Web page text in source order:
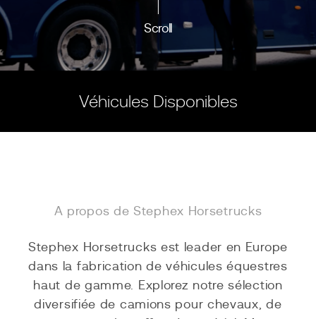
Scroll
Véhicules Disponibles
A propos de Stephex Horsetrucks
Stephex Horsetrucks est leader en Europe
dans la fabrication de véhicules équestres
haut de gamme. Explorez notre sélection
diversifiée de camions pour chevaux, de